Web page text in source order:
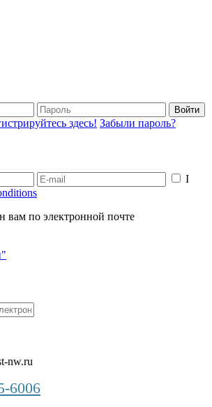
Войти
здесь! Забыли пароль?
I
вам по электронной почте
nw.ru
6006